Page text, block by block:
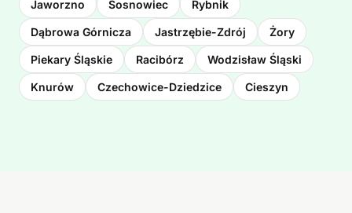
Jaworzno Sosnowiec Rybnik
Dąbrowa Górnicza Jastrzębie-Zdrój Żory
Piekary Śląskie Racibórz Wodzisław Śląski
Knurów Czechowice-Dziedzice Cieszyn